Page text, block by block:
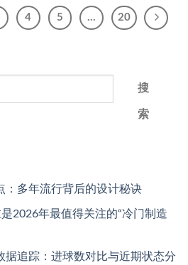
4 5 … 20
搜
索
：多年流行背后的设计秘诀
2026年最值得关注的“冷门制造
据追踪：进球数对比与近期状态分